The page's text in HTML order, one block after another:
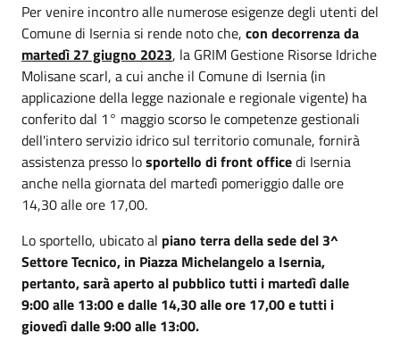
Per venire incontro alle numerose esigenze degli utenti del
Comune di Isernia si rende noto che, con decorrenza da
martedì 27 giugno 2023, la GRIM Gestione Risorse Idriche
Molisane scarl, a cui anche il Comune di Isernia (in
applicazione della legge nazionale e regionale vigente) ha
conferito dal 1° maggio scorso le competenze gestionali
dell'intero servizio idrico sul territorio comunale, fornirà
assistenza presso losportello di front officedi Isernia
anche nella giornata del martedì pomeriggio dalle ore
14,30 alle ore 17,00.
Lo sportello, ubicato al piano terra della sede del 3^
Settore Tecnico, in Piazza Michelangelo a Isernia,
pertanto, sarà aperto al pubblico tutti i martedì dalle
9:00 alle 13:00 e dalle 14,30 alle ore 17,00 e tutti i
giovedì dalle 9:00 alle 13:00.